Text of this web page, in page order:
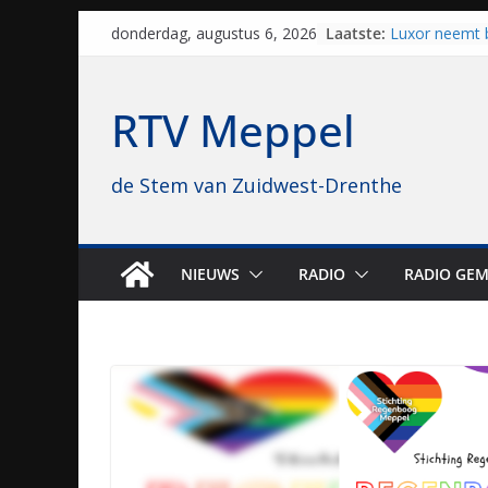
donderdag, augustus 6, 2026 Laatste: Luxor neemt
van vissport:
regio is goed
Al dertig jaar
RTV Meppel
de Stem van Zuidwest-Drenthe
NIEUWS RADIO RADIO